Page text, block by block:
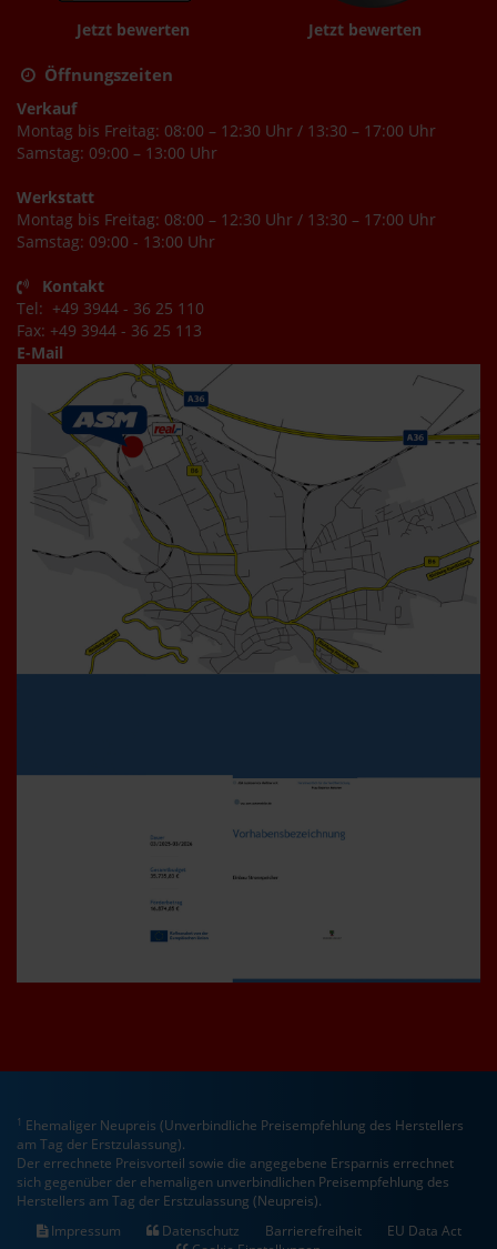
Jetzt bewerten Jetzt bewerten
Öffnungszeiten
Verkauf
Montag bis Freitag: 08:00 – 12:30 Uhr / 13:30 – 17:00 Uhr
Samstag: 09:00 – 13:00 Uhr
Werkstatt
Montag bis Freitag: 08:00 – 12:30 Uhr / 13:30 – 17:00 Uhr
Samstag: 09:00 - 13:00 Uhr
Kontakt
Tel: +49 3944 - 36 25 110
Fax: +49 3944 - 36 25 113
E-Mail
1 Ehemaliger Neupreis (Unverbindliche Preisempfehlung des Herstellers
am Tag der Erstzulassung).
Der errechnete Preisvorteil sowie die angegebene Ersparnis errechnet
sich gegenüber der ehemaligen unverbindlichen Preisempfehlung des
Herstellers am Tag der Erstzulassung (Neupreis).
Impressum
Datenschutz Barrierefreiheit
EU Data Act